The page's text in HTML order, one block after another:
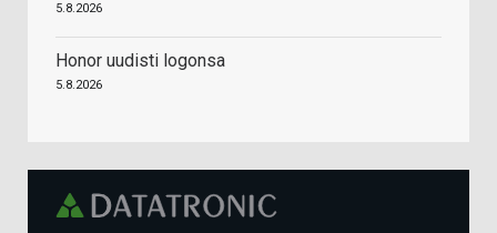
5.8.2026
Honor uudisti logonsa
5.8.2026